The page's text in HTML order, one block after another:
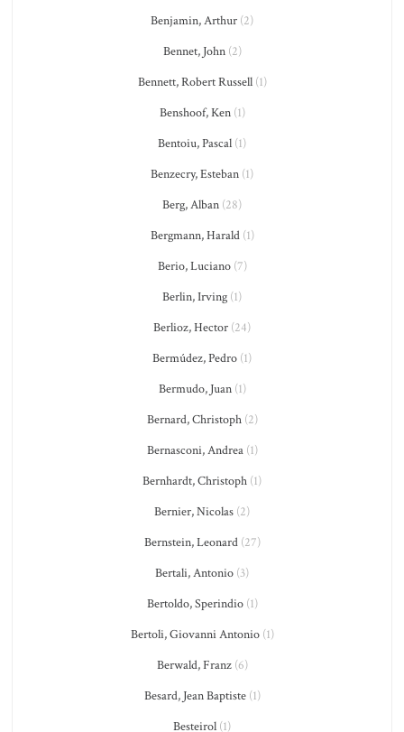
Benjamin, Arthur (2)
Bennet, John(2)
Bennett, Robert Russell(1)
Benshoof, Ken(1)
Bentoiu, Pascal (1)
Benzecry, Esteban (1)
Berg, Alban (28)
Bergmann, Harald(1)
Berio, Luciano(7)
Berlin, Irving (1)
Berlioz, Hector (24)
Bermúdez, Pedro (1)
Bermudo, Juan(1)
Bernard, Christoph(2)
Bernasconi, Andrea(1)
Bernhardt, Christoph (1)
Bernier, Nicolas (2)
Bernstein, Leonard(27)
Bertali, Antonio (3)
Bertoldo, Sperindio(1)
Bertoli, Giovanni Antonio(1)
Berwald, Franz(6)
Besard, Jean Baptiste(1)
Besteirol (1)